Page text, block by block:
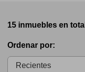
15 inmuebles en total
Ordenar por: